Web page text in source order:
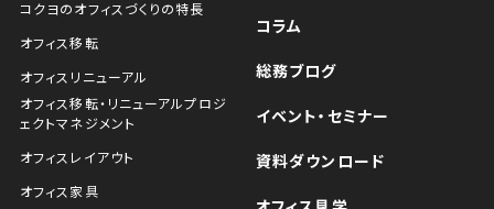
コクヨのオフィスづくりの特長
オフィス移転
オフィスリニューアル
オフィス移転・リニューアルプロジ
ェクトマネジメント
オフィスレイアウト
オフィス家具
コラム
総務ブログ
イベント・セミナー
資料ダウンロード